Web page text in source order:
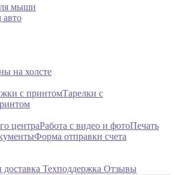
мыши
авто
на холсте
с принтомТарелки с
центраРабота с видео и фотоПечать
Форма отправки счета
Техподдержка Отзывы